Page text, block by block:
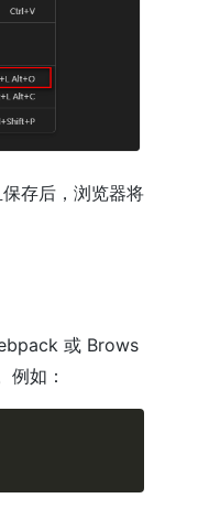
存后，浏览器将
或 Brows
如：